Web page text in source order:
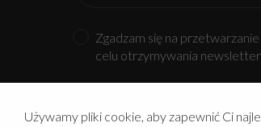
Zgadzam się na
celu otrzymywania
Używamy pliki cookie, aby zapewnić Ci